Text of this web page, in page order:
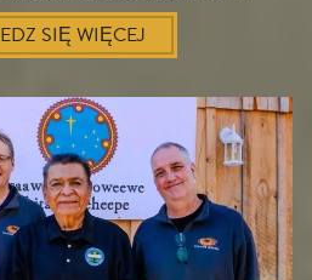
SIĘ WIĘCEJ